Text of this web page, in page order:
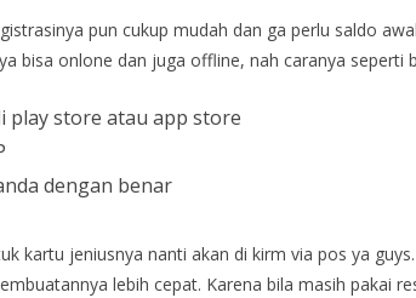
pun cukup mudah dan ga perlu saldo
bisa onlone dan juga offline, nah caranya seperti
play store atau app store
dengan benar
kartu jeniusnya nanti akan di kirm via pos ya
lebih cepat. Karena bila masih pakai